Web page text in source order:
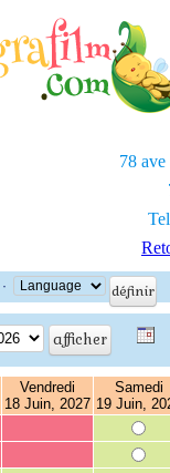
78 ave
·
Vendredi
18 Juin, 2027
Samedi
19 Juin,